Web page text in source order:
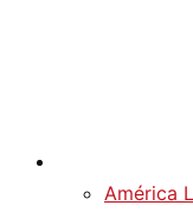
América